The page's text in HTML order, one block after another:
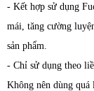
- Kết hợp sử dụng
mái, tăng cường
sản phẩm.
- Chỉ sử dụng theo
Không nên dùng quá